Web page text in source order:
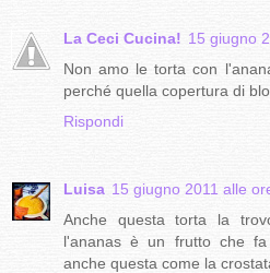
La Ceci Cucina! 15 giugno
Non amo le torta con
perché quella copertura di
Rispondi
Luisa 15 giugno 2011 alle
Anche questa torta la
l'ananas è un frutto che
anche questa come la